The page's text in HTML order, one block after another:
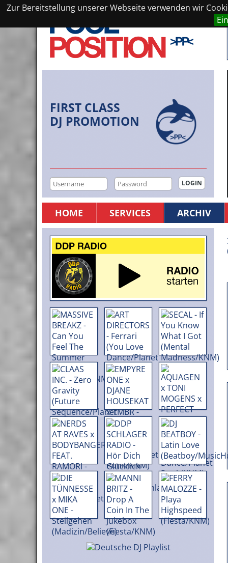
Zur Bereitstellung unserer Webseite verwenden wir
FIRST CLASS
DJ PROMOTION
HOME SERVICES ARCHIV